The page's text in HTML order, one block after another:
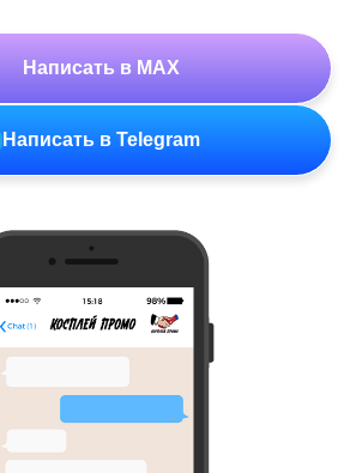
Написать в MAX
Написать в Telegram